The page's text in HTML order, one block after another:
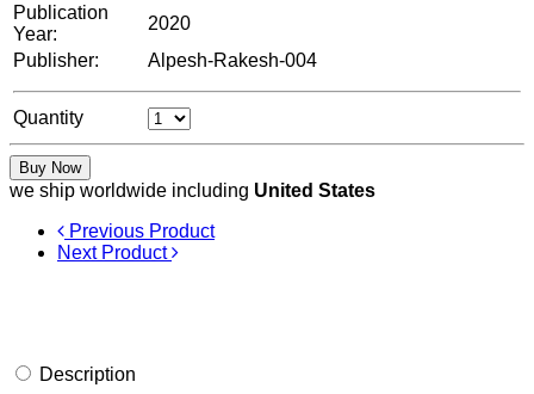
Publication
Year:
2020
Publisher:
Alpesh-Rakesh-004
Quantity
Buy Now
we ship worldwide including United States
Previous Product
Next Product
Description